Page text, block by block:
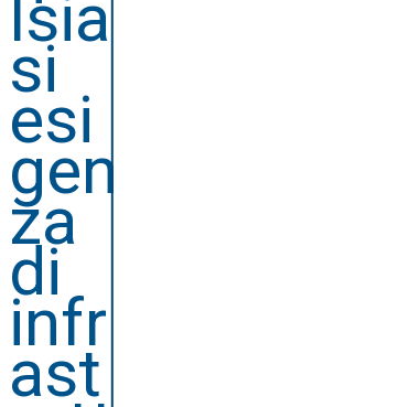
lsia
si
esi
gen
za
di
infr
ast